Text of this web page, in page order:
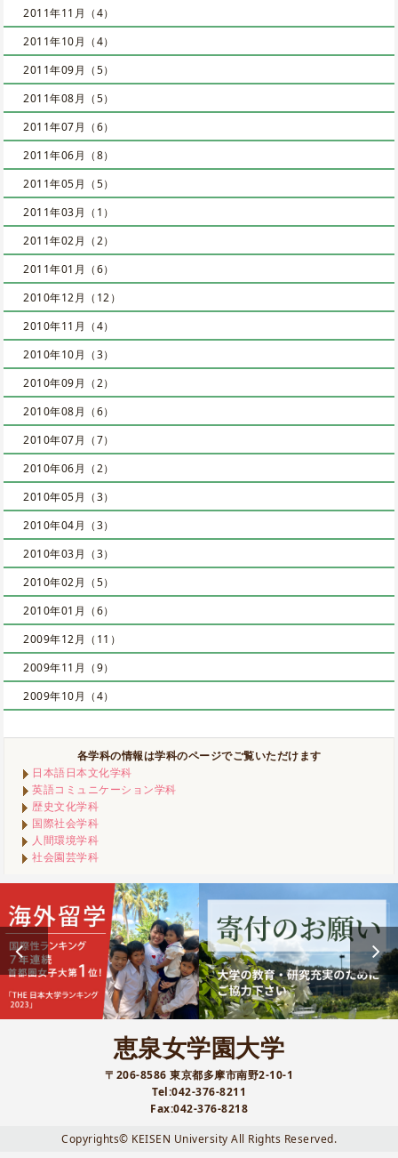
2011年11月（4）
2011年10月（4）
2011年09月（5）
2011年08月（5）
2011年07月（6）
2011年06月（8）
2011年05月（5）
2011年03月（1）
2011年02月（2）
2011年01月（6）
2010年12月（12）
2010年11月（4）
2010年10月（3）
2010年09月（2）
2010年08月（6）
2010年07月（7）
2010年06月（2）
2010年05月（3）
2010年04月（3）
2010年03月（3）
2010年02月（5）
2010年01月（6）
2009年12月（11）
2009年11月（9）
2009年10月（4）
各学科の情報は学科のページでご覧いただけます
日本語日本文化学科
英語コミュニケーション学科
歴史文化学科
国際社会学科
人間環境学科
社会園芸学科
恵泉女学園大学
〒206-8586 東京都多摩市南野2-10-1
Tel:042-376-8211
Fax:042-376-8218
Copyrights© KEISEN University All Rights Reserved.